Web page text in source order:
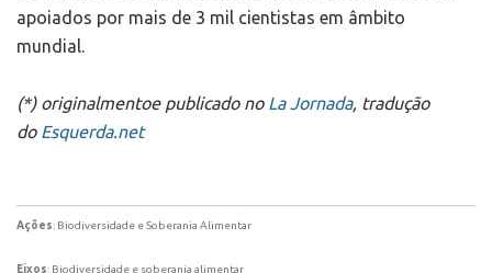
apoiados por mais de 3 mil cientistas em âmbito
mundial.
(*) originalmentoe publicado no La Jornada, tradução
do Esquerda.net
Ações: Biodiversidade e Soberania Alimentar
Eixos: Biodiversidade e soberania alimentar